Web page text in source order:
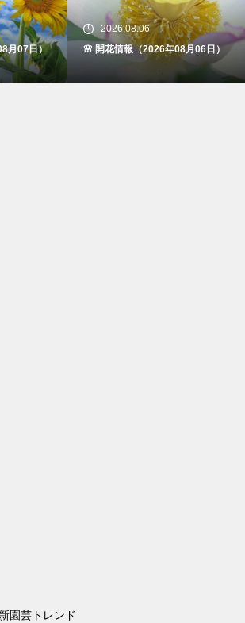
月06日）
2026.08.05
🌸 開花情報（2026年08月05日）
園芸トレンド